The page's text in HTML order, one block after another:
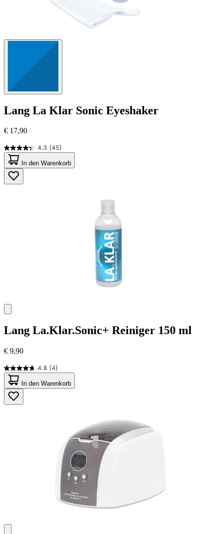
Lang La Klar Sonic Eyeshaker
€ 17,90
4.3 (45)
4.3
von
5
Sternen.
45
In den Warenkorb
Lang La.Klar.Sonic+ Reiniger 150 ml
€ 9,90
4.8 (4)
4.8
von
5
Sternen.
4
In den Warenkorb